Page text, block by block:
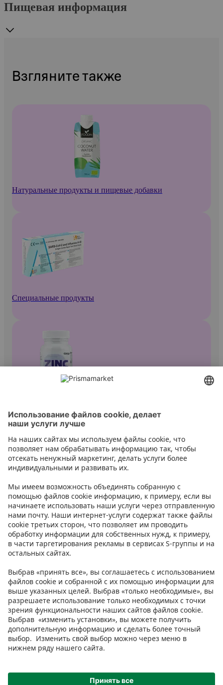
Пищевая информация
Взгляните также
Натуральные продукты и пищевые добавки
Специальные продукты
Инструкции
Условия
Prisma Konto
Язык:ETENRU